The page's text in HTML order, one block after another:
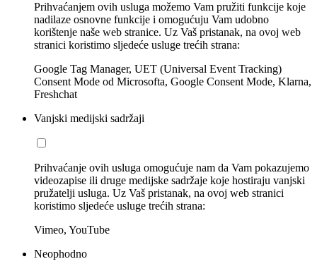
Prihvaćanjem ovih usluga možemo Vam pružiti funkcije koje
nadilaze osnovne funkcije i omogućuju Vam udobno
korištenje naše web stranice. Uz Vaš pristanak, na ovoj web
stranici koristimo sljedeće usluge trećih strana:
Google Tag Manager, UET (Universal Event Tracking)
Consent Mode od Microsofta, Google Consent Mode, Klarna,
Freshchat
Vanjski medijski sadržaji
Prihvaćanje ovih usluga omogućuje nam da Vam pokazujemo
videozapise ili druge medijske sadržaje koje hostiraju vanjski
pružatelji usluga. Uz Vaš pristanak, na ovoj web stranici
koristimo sljedeće usluge trećih strana:
Vimeo, YouTube
Neophodno